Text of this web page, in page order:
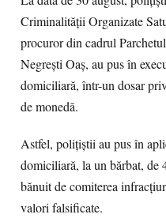
Criminalității Organizate
procuror din cadrul
Negrești Oaș, au pus în
domiciliară, într-un dosar
de monedă.
Astfel, polițiștii au pus în
domiciliară, la un bărbat, de
bănuit de comiterea
valori falsificate.